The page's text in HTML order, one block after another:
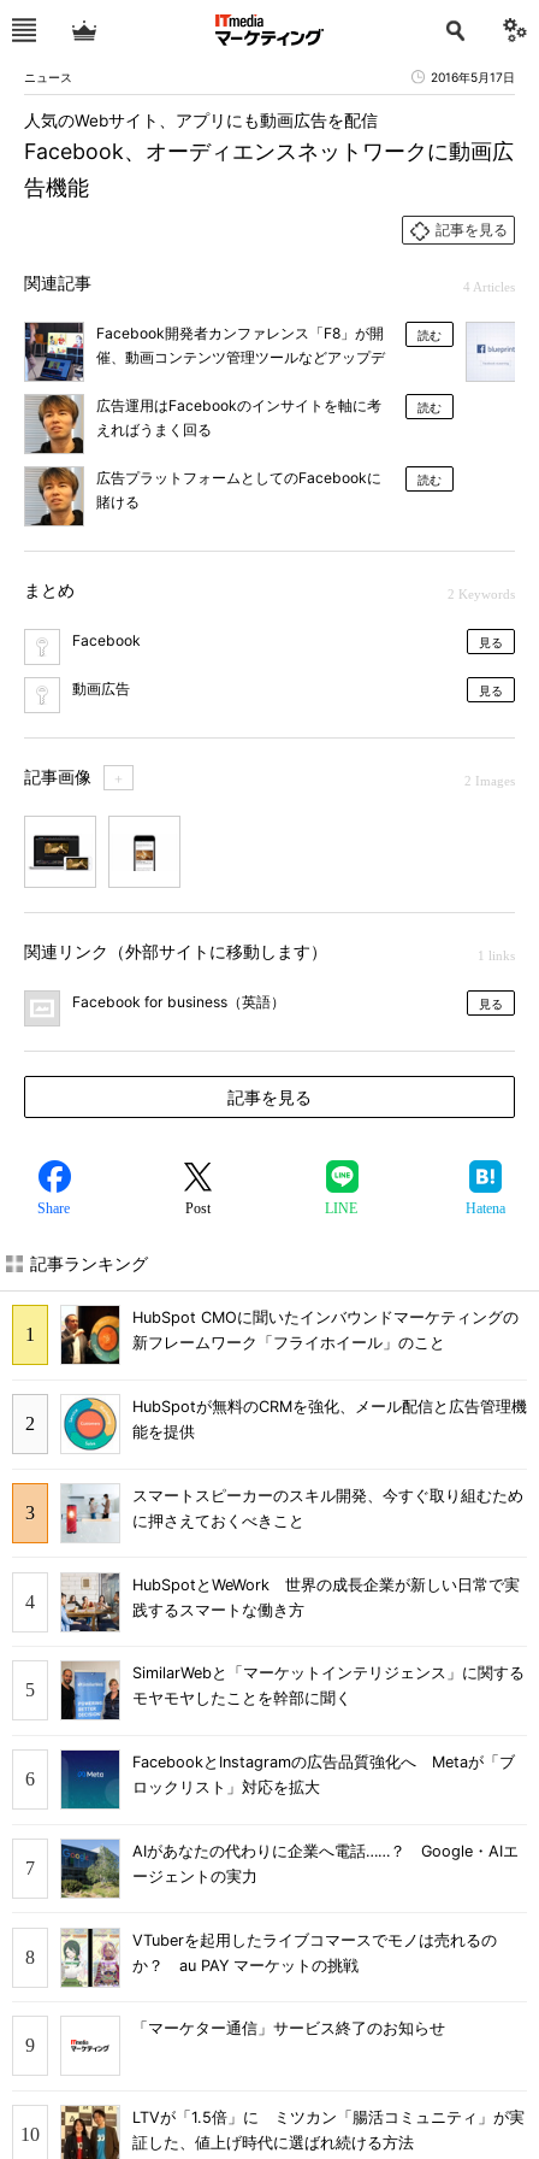
ニュース 2016年5月17日
Facebook、オーディエンスネットワークに動画広
告機能
人気のWebサイト、アプリにも動画広告を配信
記事を見る
関連記事 4 Articles
Facebook開発者カンファレンス「F8」が開
催、動画コンテンツ管理ツールなどアップデ
読む
広告運用はFacebookのインサイトを軸に考
えればうまく回る
読む
広告プラットフォームとしてのFacebookに
賭ける
読む
まとめ 2 Keywords
Facebook 見る
動画広告 見る
記事画像 ＋ 2 Images
関連リンク（外部サイトに移動します） 1 links
Facebook for business（英語） 見る
記事を見る
Share Post LINE Hatena
記事ランキング
HubSpot CMOに聞いたインバウンドマーケティングの
新フレームワーク「フライホイール」のこと
HubSpotが無料のCRMを強化、メール配信と広告管理機
能を提供
スマートスピーカーのスキル開発、今すぐ取り組むため
に押さえておくべきこと
HubSpotとWeWork 世界の成長企業が新しい日常で実
践するスマートな働き方
SimilarWebと「マーケットインテリジェンス」に関する
モヤモヤしたことを幹部に聞く
FacebookとInstagramの広告品質強化へ Metaが「ブ
ロックリスト」対応を拡大
AIがあなたの代わりに企業へ電話……？ Google・AIエ
ージェントの実力
VTuberを起用したライブコマースでモノは売れるの
か？ au PAY マーケットの挑戦
「マーケター通信」サービス終了のお知らせ
LTVが「1.5倍」に ミツカン「腸活コミュニティ」が実
証した、値上げ時代に選ばれ続ける方法